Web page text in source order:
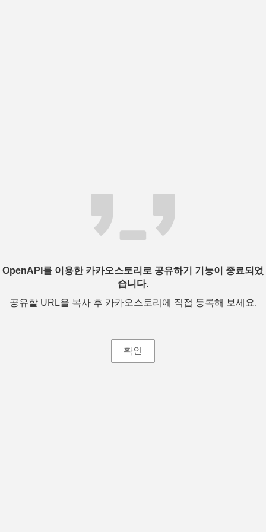
OpenAPI를 이용한 카카오스토리로 공유하기 기능이 종료되었
습니다.
공유할 URL을 복사 후 카카오스토리에 직접 등록해 보세요.
확인